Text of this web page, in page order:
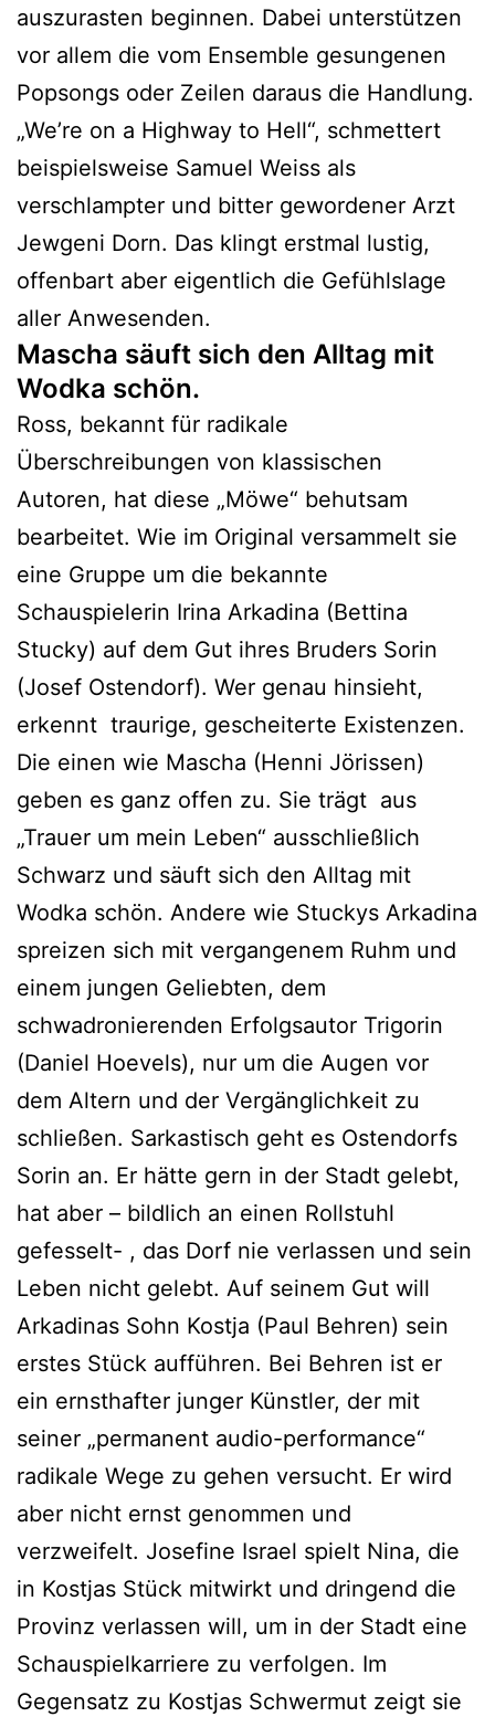
auszurasten beginnen. Dabei unterstützen
vor allem die vom Ensemble gesungenen
Popsongs oder Zeilen daraus die Handlung.
„We’re on a Highway to Hell“, schmettert
beispielsweise Samuel Weiss als
verschlampter und bitter gewordener Arzt
Jewgeni Dorn. Das klingt erstmal lustig,
offenbart aber eigentlich die Gefühlslage
aller Anwesenden.
Mascha säuft sich den Alltag mit
Wodka schön.
Ross, bekannt für radikale
Überschreibungen von klassischen
Autoren, hat diese „Möwe“ behutsam
bearbeitet. Wie im Original versammelt sie
eine Gruppe um die bekannte
Schauspielerin Irina Arkadina (Bettina
Stucky) auf dem Gut ihres Bruders Sorin
(Josef Ostendorf). Wer genau hinsieht,
erkennt traurige, gescheiterte Existenzen.
Die einen wie Mascha (Henni Jörissen)
geben es ganz offen zu. Sie trägt aus
„Trauer um mein Leben“ ausschließlich
Schwarz und säuft sich den Alltag mit
Wodka schön. Andere wie Stuckys Arkadina
spreizen sich mit vergangenem Ruhm und
einem jungen Geliebten, dem
schwadronierenden Erfolgsautor Trigorin
(Daniel Hoevels), nur um die Augen vor
dem Altern und der Vergänglichkeit zu
schließen. Sarkastisch geht es Ostendorfs
Sorin an. Er hätte gern in der Stadt gelebt,
hat aber – bildlich an einen Rollstuhl
gefesselt- , das Dorf nie verlassen und sein
Leben nicht gelebt. Auf seinem Gut will
Arkadinas Sohn Kostja (Paul Behren) sein
erstes Stück aufführen. Bei Behren ist er
ein ernsthafter junger Künstler, der mit
seiner „permanent audio-performance“
radikale Wege zu gehen versucht. Er wird
aber nicht ernst genommen und
verzweifelt. Josefine Israel spielt Nina, die
in Kostjas Stück mitwirkt und dringend die
Provinz verlassen will, um in der Stadt eine
Schauspielkarriere zu verfolgen. Im
Gegensatz zu Kostjas Schwermut zeigt sie